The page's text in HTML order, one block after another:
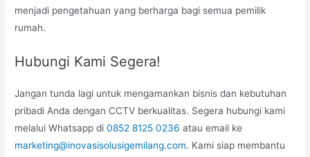
menjadi pengetahuan yang berharga bagi semua pemilik
rumah.
Hubungi Kami Segera!
Jangan tunda lagi untuk mengamankan bisnis dan kebutuhan
pribadi Anda dengan CCTV berkualitas. Segera hubungi kami
melalui Whatsapp di0852 8125 0236 atau email ke
marketing@inovasisolusigemilang.com. Kami siap membantu